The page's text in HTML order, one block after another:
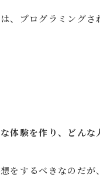
、プログラミング
体験を作り、どん
をするべきなのだ